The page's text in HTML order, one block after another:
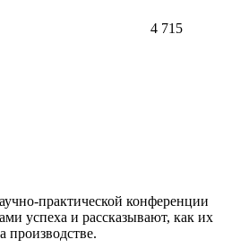
4 715
практической конференции
успеха и рассказывают, как их
производстве.